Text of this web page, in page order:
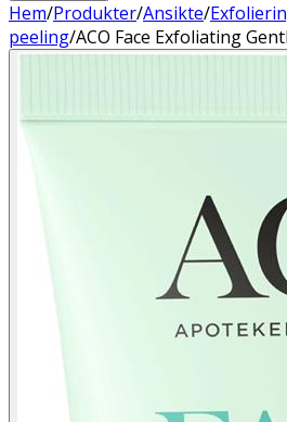
Hem/Produkter/Ansikte/
peeling/ACO Face Exfoliating